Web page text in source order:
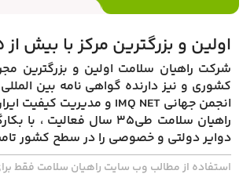
اولین و بزرگترین مرکز با بیش از 35 سال تجربه
شرکت راهیان سلامت اولین و بزرگترین
انجمن جهانی IMQ NET و مدیریت کیفیت ایران می باشد.
راهیان سلامت طی35
دوایر دولتی و خصوصی را در سطح کشور
استفاده از مطالب وب سایت راهیان سلامت فقط